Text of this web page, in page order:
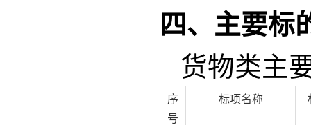
四、主要标
货物类主
序
号
标项名称